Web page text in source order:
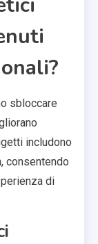
sbloccare
includono
consentendo
di